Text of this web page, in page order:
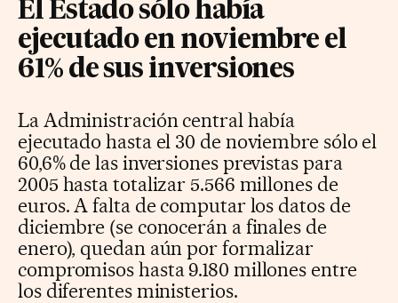
El Estado sólo había
ejecutado en noviembre el
61% de sus inversiones
La Administración central había
ejecutado hasta el 30 de noviembre sólo el
60,6% de las inversiones previstas para
2005 hasta totalizar 5.566 millones de
euros. A falta de computar los datos de
diciembre (se conocerán a finales de
enero), quedan aún por formalizar
compromisos hasta 9.180 millones entre
los diferentes ministerios.